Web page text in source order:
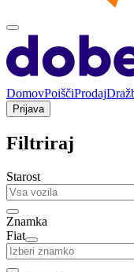
DomovPoiščiProdaj
Prijava
Filtriraj
Starost
Znamka
Fiat